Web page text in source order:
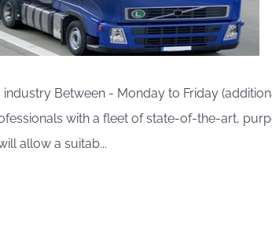
Between - Monday to Friday
with a fleet of state-of-the-art,
allow a suitab...